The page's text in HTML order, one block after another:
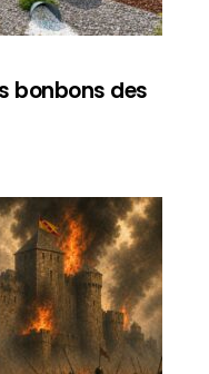
bonbons des